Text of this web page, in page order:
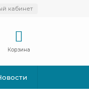
кабинет
Корзина